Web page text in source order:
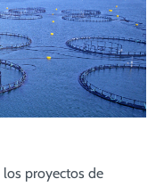
los proyectos de